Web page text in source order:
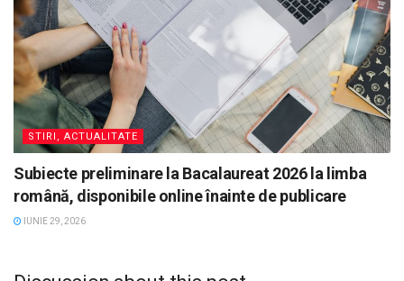
STIRI, ACTUALITATE
Subiecte preliminare la Bacalaureat 2026 la limba
română, disponibile online înainte de publicare
IUNIE 29, 2026